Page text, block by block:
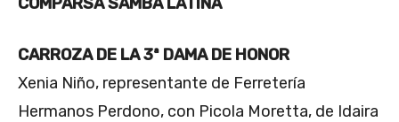
CARROZA DE LA 3ª DAMA DE HONOR
Xenia Niño, representante de Ferretería
Hermanos Perdono, con Picola Moretta, de Idaira